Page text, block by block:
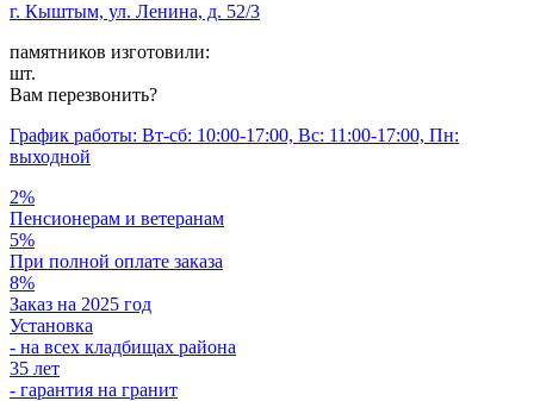
г. Кыштым, ул. Ленина, д. 52/3
памятников изготовили:
шт.
Вам перезвонить?
График работы: Вт-сб: 10:00-17:00, Вс: 11:00-17:00, Пн:
выходной
2%
Пенсионерам и ветеранам
5%
При полной оплате заказа
8%
Заказ на 2025 год
Установка
- на всех кладбищах района
35 лет
- гарантия на гранит